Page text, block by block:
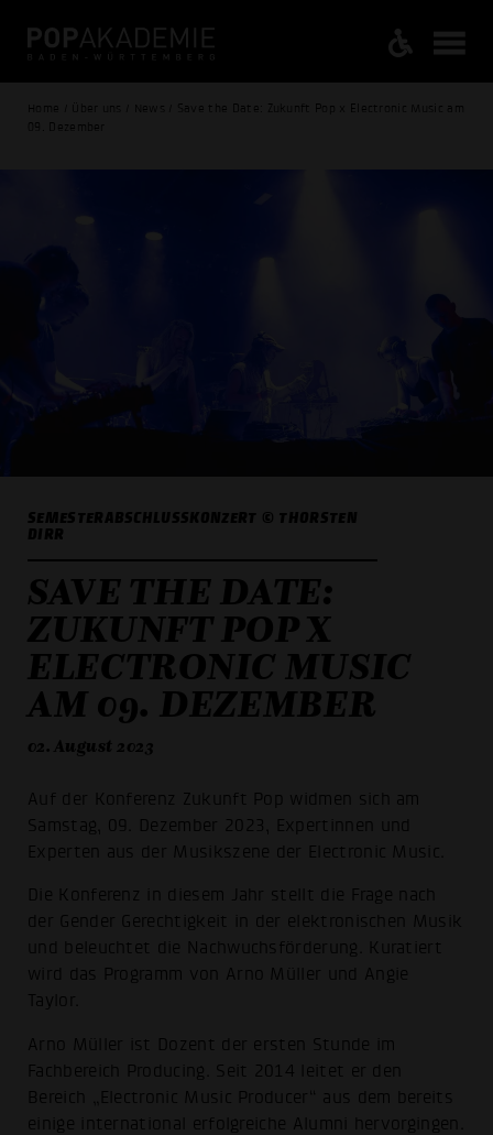
Home / Über uns / News / Save the Date: Zukunft Pop x Electronic Music am
09. Dezember
SEMESTERABSCHLUSSKONZERT © THORSTEN
DIRR
SAVE THE DATE:
ZUKUNFT POP X
ELECTRONIC MUSIC
AM 09. DEZEMBER
02. August 2023
Auf der Konferenz Zukunft Pop widmen sich am
Samstag, 09. Dezember 2023, Expertinnen und
Experten aus der Musikszene der Electronic Music.
Die Konferenz in diesem Jahr stellt die Frage nach
der Gender Gerechtigkeit in der elektronischen Musik
und beleuchtet die Nachwuchsförderung. Kuratiert
wird das Programm von Arno Müller und Angie
Taylor.
Arno Müller ist Dozent der ersten Stunde im
Fachbereich Producing. Seit 2014 leitet er den
Bereich „Electronic Music Producer“ aus dem bereits
einige international erfolgreiche Alumni hervorgingen.